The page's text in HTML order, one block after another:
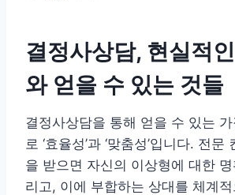
결정사상담, 현실적
와 얻을 수 있는 것들
결정사상담을 통해 얻을 수 있는
로 ‘효율성’과 ‘맞춤성’입니다. 전
을 받으면 자신의 이상형에 대한
리고, 이에 부합하는 상대를 체계